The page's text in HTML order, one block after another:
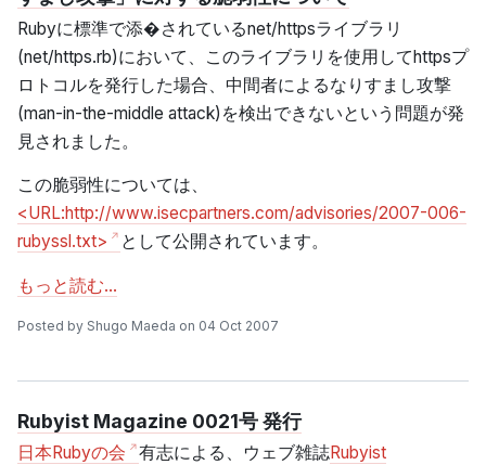
Rubyに標準で添�されているnet/httpsライブラリ
(net/https.rb)において、このライブラリを使用してhttpsプ
ロトコルを発行した場合、中間者によるなりすまし攻撃
(man-in-the-middle attack)を検出できないという問題が発
見されました。
この脆弱性については、
<URL:http://www.isecpartners.com/advisories/2007-006-
rubyssl.txt>
として公開されています。
もっと読む…
Posted by Shugo Maeda on 04 Oct 2007
Rubyist Magazine 0021号 発行
日本Rubyの会 有志による、ウェブ雑誌Rubyist